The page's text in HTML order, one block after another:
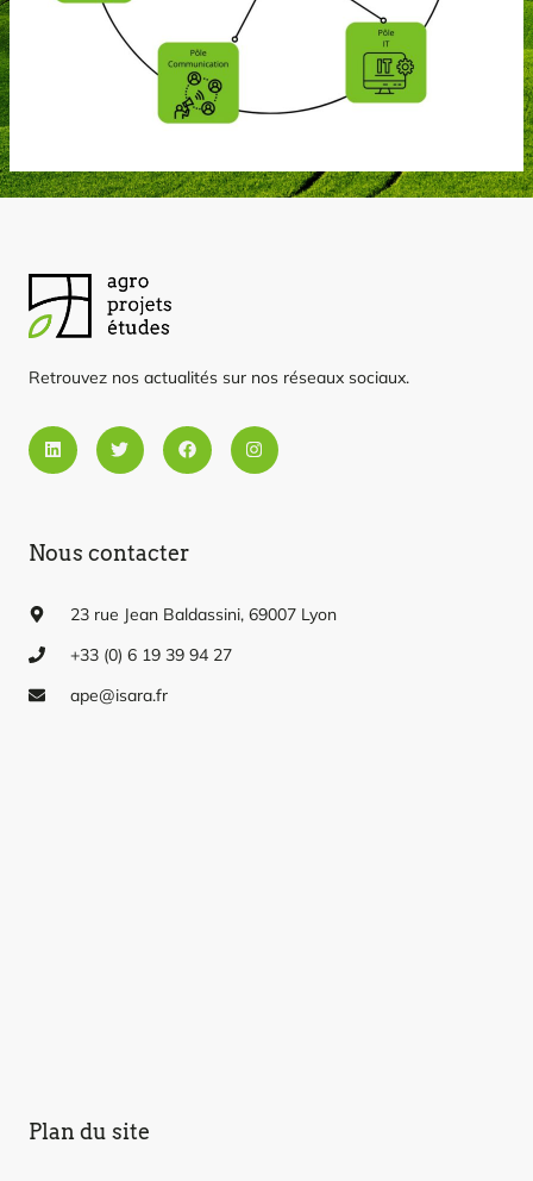
Retrouvez nos actualités sur nos réseaux sociaux.
LinkedinTwitter FacebookInstagram
Nous contacter
23 rue Jean Baldassini, 69007 Lyon
+33 (0) 6 19 39 94 27
ape@isara.fr
Plan du site